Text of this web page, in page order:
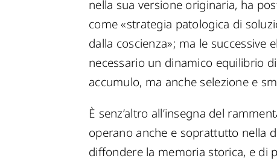
nella sua versione originaria, ha
come «strategia patologica di
dalla coscienza»; ma le
necessario un dinamico equilibrio
accumulo, ma anche selezione e
È senz’altro all’insegna del
operano anche e soprattutto nella
diffondere la memoria storica, e di